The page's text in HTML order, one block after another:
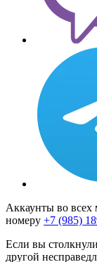
Аккаунты во всех
номеру +7 (985)
Если вы
другой